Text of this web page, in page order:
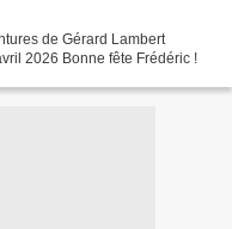
de Gérard Lambert
2026 Bonne fête Frédéric !